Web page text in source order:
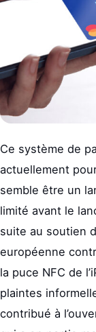
Ce système de
actuellement
semble être un
limité avant le
suite au soutien
européenne
la puce NFC de
plaintes
contribué à